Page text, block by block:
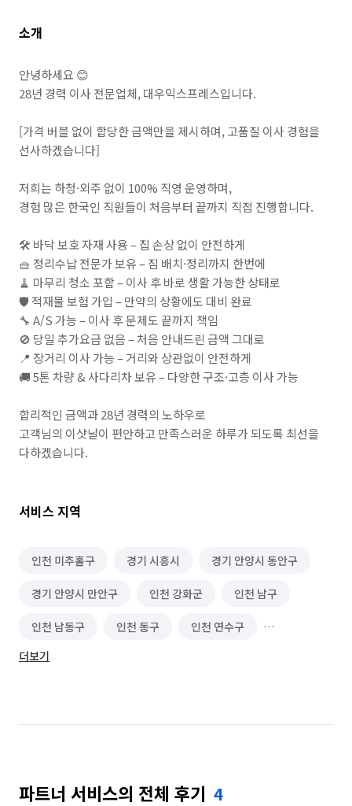
소개
안녕하세요 😊
28년 경력 이사 전문업체, 대우익스프레스입니다.
[가격 버블 없이 합당한 금액만을 제시하며, 고품질 이사 경험을
선사하겠습니다]
저희는 하청·외주 없이 100% 직영 운영하며,
경험 많은 한국인 직원들이 처음부터 끝까지 직접 진행합니다.
🛠️ 바닥 보호 자재 사용 – 집 손상 없이 안전하게
🧺 정리수납 전문가 보유 – 짐 배치·정리까지 한번에
🧹 마무리 청소 포함 – 이사 후 바로 생활 가능한 상태로
🛡️ 적재물 보험 가입 – 만약의 상황에도 대비 완료
🔧 A/S 가능 – 이사 후 문제도 끝까지 책임
🚫 당일 추가요금 없음 – 처음 안내드린 금액 그대로
📍 장거리 이사 가능 – 거리와 상관없이 안전하게
🚚 5톤 차량 & 사다리차 보유 – 다양한 구조·고층 이사 가능
합리적인 금액과 28년 경력의 노하우로
고객님의 이삿날이 편안하고 만족스러운 하루가 되도록 최선을
다하겠습니다.
서비스 지역
인천 미추홀구 경기 시흥시 경기 안양시 동안구
경기 안양시 만안구 인천 강화군 인천 남구
인천 남동구 인천 동구 인천 연수구
인천 옹진군
더보기
파트너 서비스의 전체 후기 4